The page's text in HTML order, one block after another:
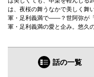
は、夜桜の舞うなかで美しく舞
軍・足利義満で――？世阿弥が
軍・足利義満の愛と企み。悠久
話の一覧